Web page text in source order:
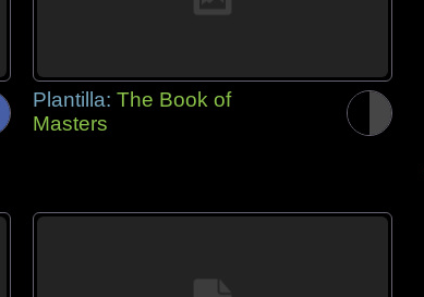
Plantilla: The Book of
Masters